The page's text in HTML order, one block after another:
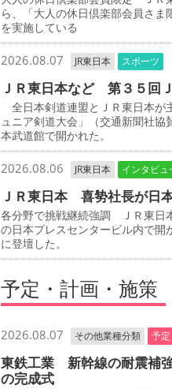
ら、「大人の休日倶楽部会員さ
を実施している
2026.08.07 JR東日本 スポーツ
ＪＲ東日本など 第３５回
全日本剣道連盟とＪＲ東日本が
ュニア剣道大会」（交通新聞社協
本武道館で開かれた。
2026.08.06 JR東日本 インタビ
ＪＲ東日本 喜㔟社長が日
各分野で挑戦継続強調 ＪＲ東日
の日本プレスセンタービル内で開
に登壇した。
予定・計画・施策
2026.08.07 その他業種分類 予
東鉄工業 新幹線の耐震補
の完成式